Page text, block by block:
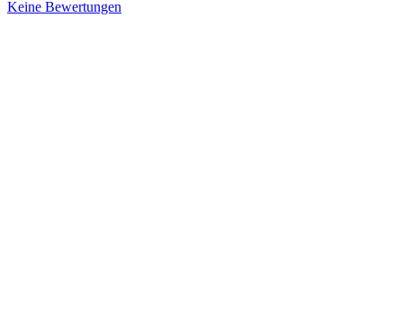
Keine Bewertungen